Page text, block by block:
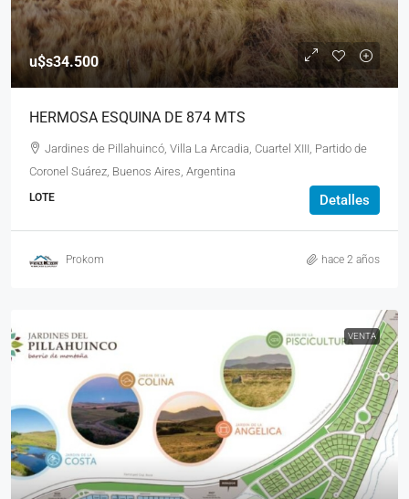
u$s34.500
HERMOSA ESQUINA DE 874 MTS
Jardines de Pillahuincó, Villa La Arcadia, Cuartel XIII, Partido de
Coronel Suárez, Buenos Aires, Argentina
LOTE Detalles
Prokom hace 2 años
VENTA